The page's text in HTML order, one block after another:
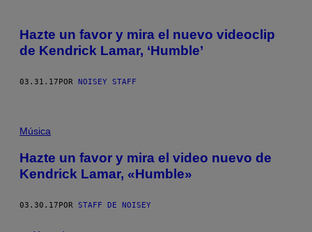
Hazte un favor y mira el nuevo videoclip
de Kendrick Lamar, ‘Humble’
03.31.17 POR NOISEY STAFF
Música
Hazte un favor y mira el video nuevo de
Kendrick Lamar, «Humble»
03.30.17POR STAFF DE NOISEY